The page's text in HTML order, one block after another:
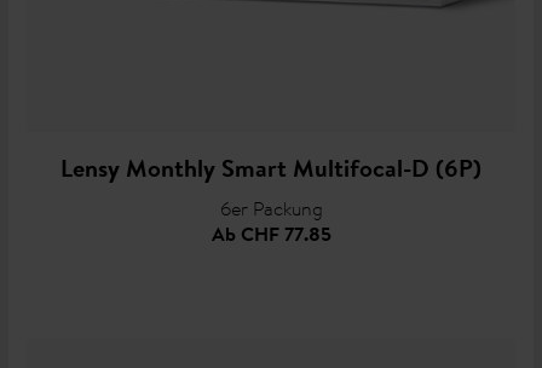
Lensy Monthly Smart Multifocal-D (6P)
6er Packung
AbCHF 77.85